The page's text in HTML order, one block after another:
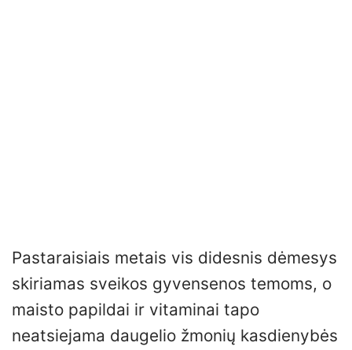
Pastaraisiais metais vis didesnis dėmesys
skiriamas sveikos gyvensenos temoms, o
maisto papildai ir vitaminai tapo
neatsiejama daugelio žmonių kasdienybės